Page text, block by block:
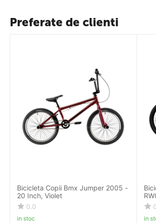
Preferate de clienti
Bicicleta Copii Bmx Jumper 2005 -
20 Inch, Violet
0.0
in stoc in